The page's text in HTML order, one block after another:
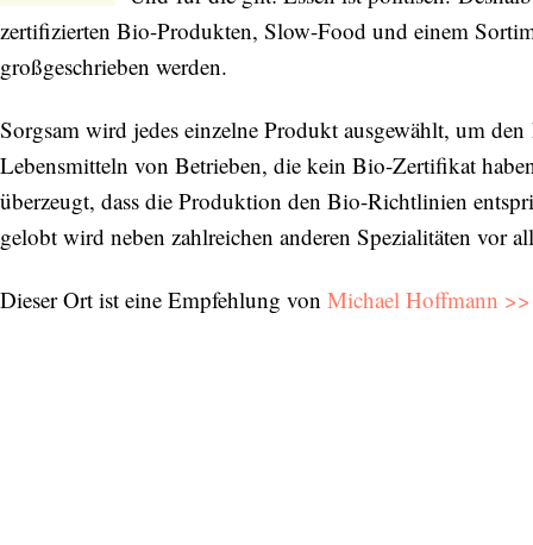
zertifizierten Bio-Produkten, Slow-Food und einem
großgeschrieben werden.
Sorgsam wird jedes einzelne Produkt ausgewählt, um
Lebensmitteln von Betrieben, die kein Bio-Zertifikat
überzeugt, dass die Produktion den Bio-Richtlinien
gelobt wird neben zahlreichen anderen Spezialitäten vor
Dieser Ort ist eine Empfehlung von Michael Hoffmann >>